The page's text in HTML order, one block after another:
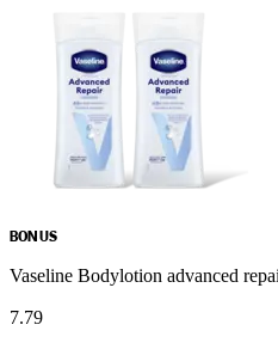
BONUS
Vaseline Bodylotion advanced
7.79